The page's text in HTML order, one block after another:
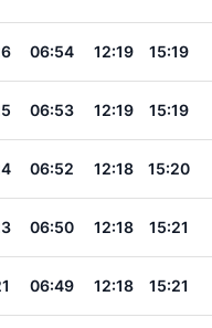
06:54 12:19 15:19
06:53 12:19 15:19
06:52 12:18 15:20
06:50 12:18 15:21
06:49 12:18 15:21